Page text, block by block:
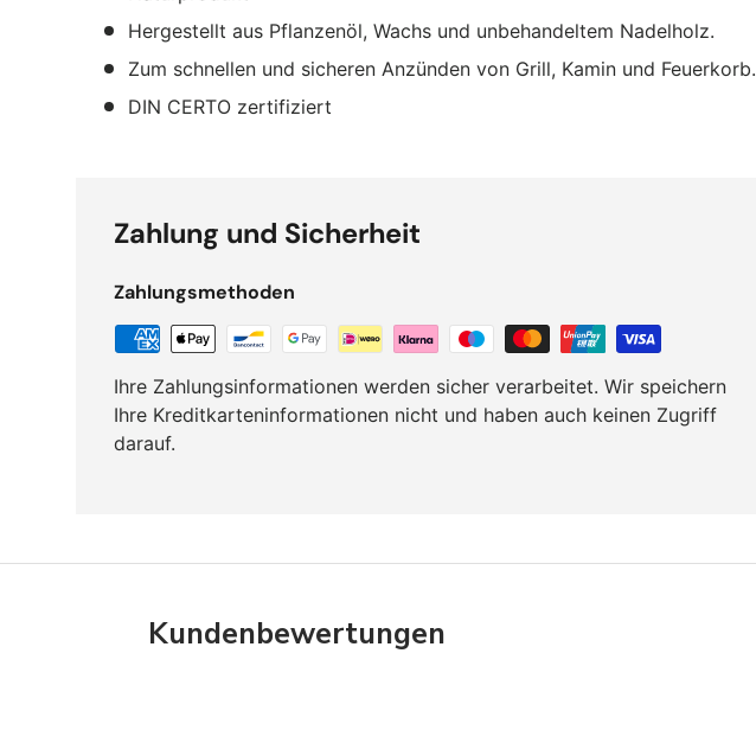
Hergestellt aus Pflanzenöl, Wachs und unbehandeltem Nadelholz.
Zum schnellen und sicheren Anzünden von Grill, Kamin und Feuerkorb.
DIN CERTO zertifiziert
Zahlung und Sicherheit
Zahlungsmethoden
Ihre Zahlungsinformationen werden sicher verarbeitet. Wir speichern
Ihre Kreditkarteninformationen nicht und haben auch keinen Zugriff
darauf.
Kundenbewertungen